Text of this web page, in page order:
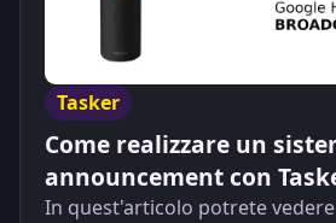
Tasker
Come realizzare un
announcement con
In quest'articolo potrete